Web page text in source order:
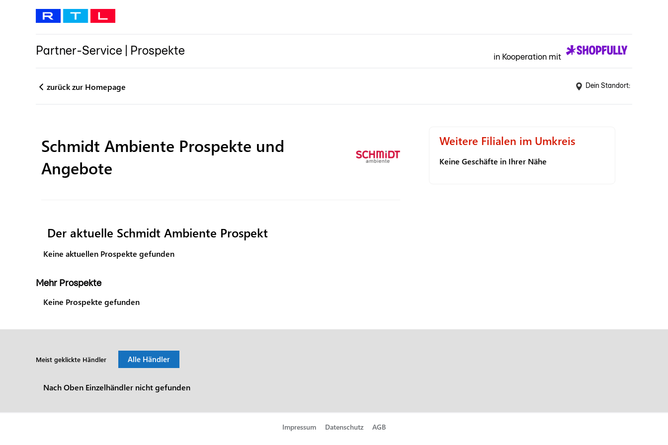
Partner-Service Prospekte in Kooperation mit
zurück zur Homepage Dein Standort:
Weitere Filialen im Umkreis
Keine Geschäfte in Ihrer Nähe
Schmidt Ambiente Prospekte und
Angebote
Der aktuelle Schmidt Ambiente Prospekt
Keine aktuellen Prospekte gefunden
Mehr Prospekte
Keine Prospekte gefunden
Meist geklickte Händler Alle Händler
Nach Oben Einzelhändler nicht gefunden
Impressum Datenschutz AGB